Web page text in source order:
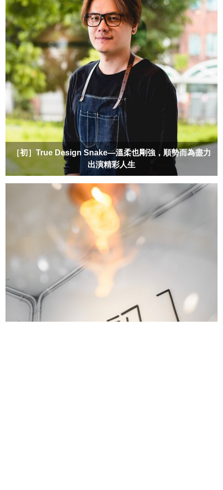
［初］True Design Snake—溫柔也剛強，順勢而為盡力
出演精彩人生